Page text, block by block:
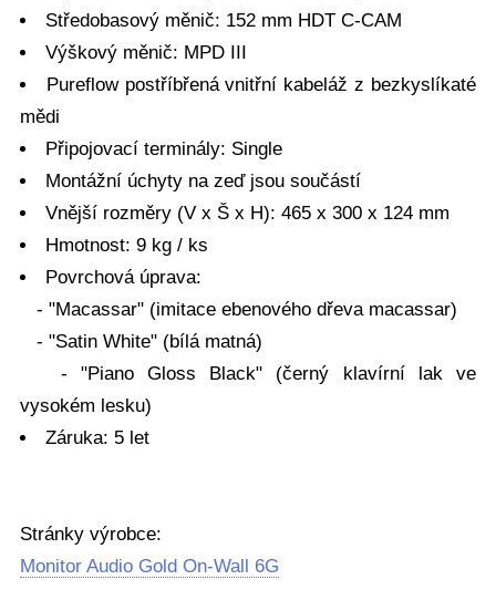
Středobasový měnič: 152 mm HDT C-CAM
Výškový měnič: MPD III
Pureflow postříbřená vnitřní kabeláž z bezkyslíkaté
mědi
Připojovací terminály: Single
Montážní úchyty na zeď jsou součástí
Vnější rozměry (V x Š x H): 465 x 300 x 124 mm
Hmotnost: 9 kg / ks
Povrchová úprava:
- "Macassar" (imitace ebenového dřeva macassar)
- "Satin White" (bílá matná)
- "Piano Gloss Black" (černý klavírní lak ve
vysokém lesku)
Záruka: 5 let
Stránky výrobce:
Monitor Audio Gold On-Wall 6G